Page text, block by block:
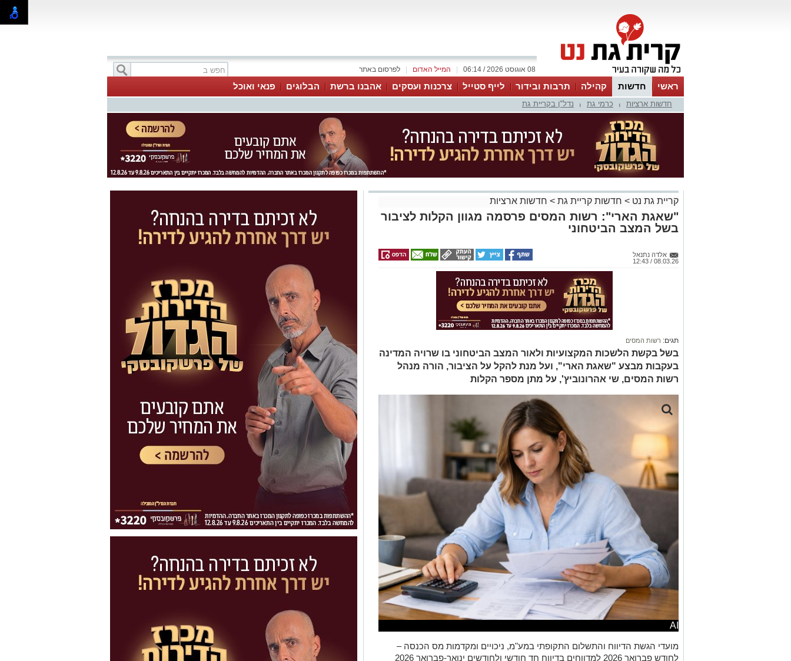
לפרסום באתר המייל האדום 08 אוגוסט 2026 / 06:14
ראשי חדשות קהילה תרבות ובידור לייף סטייל צרכנות ועסקים אהבנו ברשת הבלוגים פנאי ואוכל
חדשות ארציות כרמי גת נדל"ן בקריית גת
קריית גת נט > חדשות קריית גת > חדשות ארציות
"שאגת הארי": רשות המסים פרסמה מגוון הקלות לציבור
בשל המצב הביטחוני
אלדה נתנאל
08.03.26 / 12:43
תגים: רשות המסים
בשל בקשת הלשכות המקצועיות ולאור המצב הביטחוני בו שרויה המדינה
בעקבות מבצע "שאגת הארי", ועל מנת להקל על הציבור, הורה מנהל
רשות המסים, שי אהרונוביץ', על מתן מספר הקלות
AI
מועדי הגשת הדיווח והתשלום התקופתי במע"מ, ניכויים ומקדמות מס הכנסה –
לחודש פברואר 2026 למדווחים בדיווח חד חודשי ולחודשים ינואר-פברואר 2026